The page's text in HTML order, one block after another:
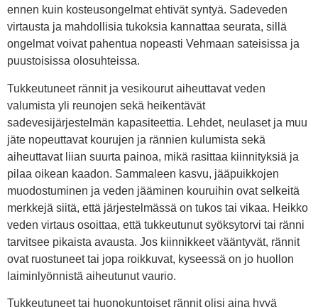
ennen kuin kosteusongelmat ehtivät syntyä. Sadeveden
virtausta ja mahdollisia tukoksia kannattaa seurata, sillä
ongelmat voivat pahentua nopeasti Vehmaan sateisissa ja
puustoisissa olosuhteissa.
Tukkeutuneet rännit ja vesikourut aiheuttavat veden
valumista yli reunojen sekä heikentävät
sadevesijärjestelmän kapasiteettia. Lehdet, neulaset ja muu
jäte nopeuttavat kourujen ja rännien kulumista sekä
aiheuttavat liian suurta painoa, mikä rasittaa kiinnityksiä ja
pilaa oikean kaadon. Sammaleen kasvu, jääpuikkojen
muodostuminen ja veden jääminen kouruihin ovat selkeitä
merkkejä siitä, että järjestelmässä on tukos tai vikaa. Heikko
veden virtaus osoittaa, että tukkeutunut syöksytorvi tai ränni
tarvitsee pikaista avausta. Jos kiinnikkeet vääntyvät, rännit
ovat ruostuneet tai jopa roikkuvat, kyseessä on jo huollon
laiminlyönnistä aiheutunut vaurio.
Tukkeutuneet tai huonokuntoiset rännit olisi aina hyvä